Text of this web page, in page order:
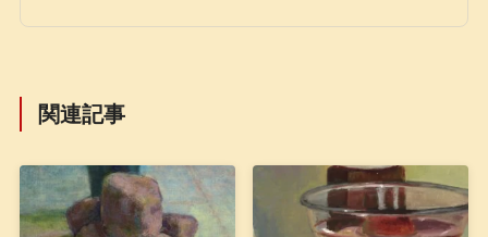
関連記事